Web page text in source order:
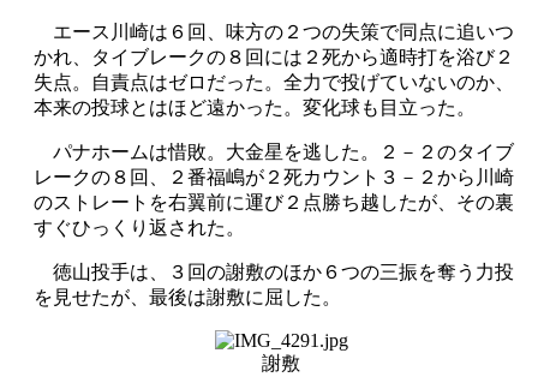
エース川崎は６回、味方の２つの失策で同点に追いつ
かれ、タイブレークの８回には２死から適時打を浴び２
失点。自責点はゼロだった。全力で投げていないのか、
本来の投球とはほど遠かった。変化球も目立った。
パナホームは惜敗。大金星を逃した。２－２のタイブ
レークの８回、２番福嶋が２死カウント３－２から川崎
のストレートを右翼前に運び２点勝ち越したが、その裏
すぐひっくり返された。
徳山投手は、３回の謝敷のほか６つの三振を奪う力投
を見せたが、最後は謝敷に屈した。
謝敷